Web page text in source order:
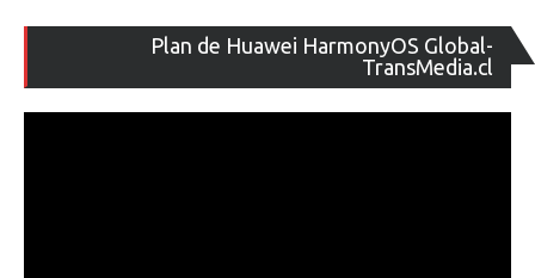
Plan de Huawei HarmonyOS Global-
TransMedia.cl
de